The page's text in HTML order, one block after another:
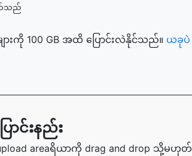
က်သည်
ားကို 100 GB အထိ ပြောင်းလဲနိုင်သည်။ ယခုပဲ
ာင်းနည်း
areaရိယာကို drag and drop သို့မဟုတ်